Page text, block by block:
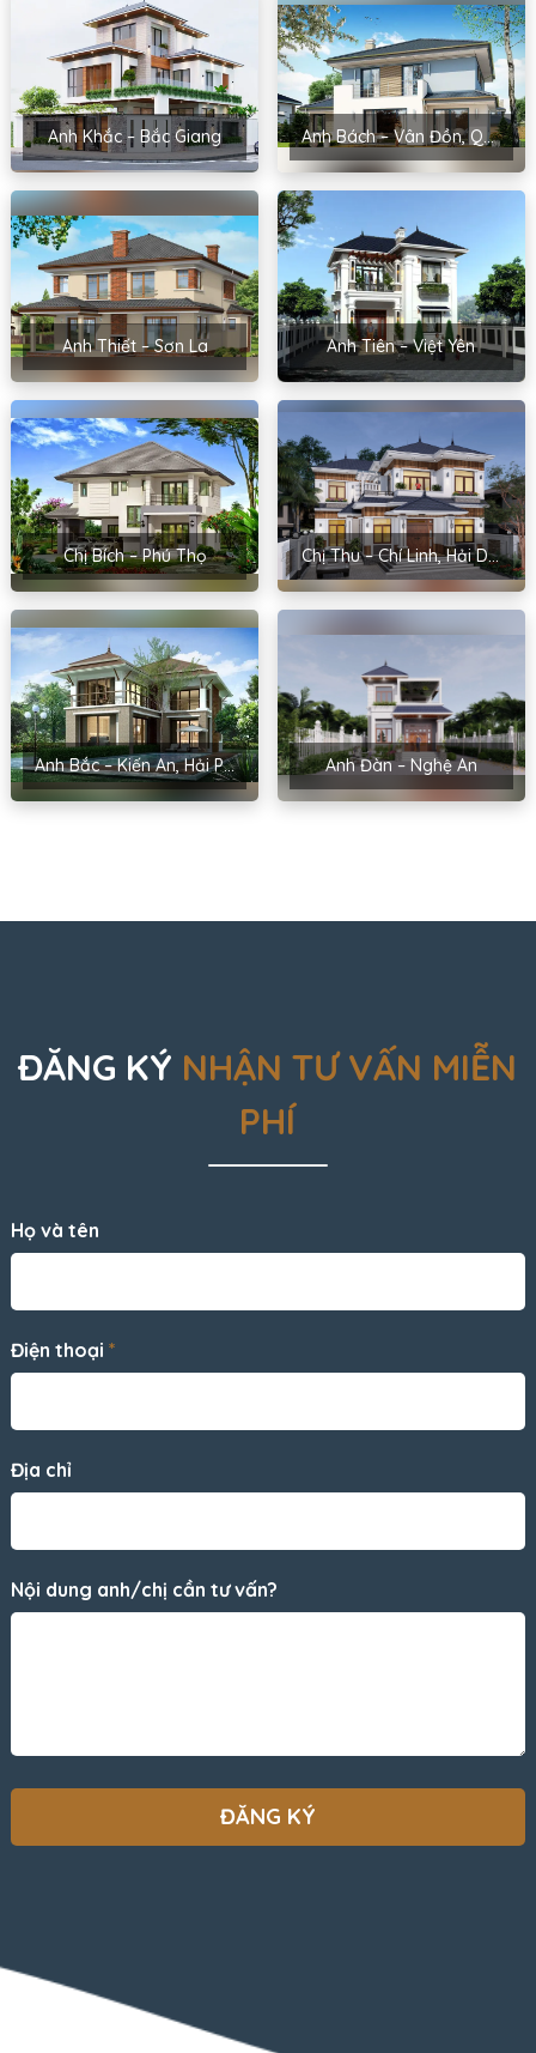
Anh Khắc – Bắc Giang Anh Bách – Vân Đồn, Quảng Ninh
Anh Thiết – Sơn La Anh Tiên – Việt Yên
Chị Bích – Phú Thọ Chị Thu – Chí Linh, Hải Dương
Anh Bắc – Kiến An, Hải Phòng Anh Đàn – Nghệ An
ĐĂNG KÝ NHẬN TƯ VẤN MIỄN
PHÍ
Họ và tên
Điện thoại *
Địa chỉ
Nội dung anh/chị cần tư vấn?